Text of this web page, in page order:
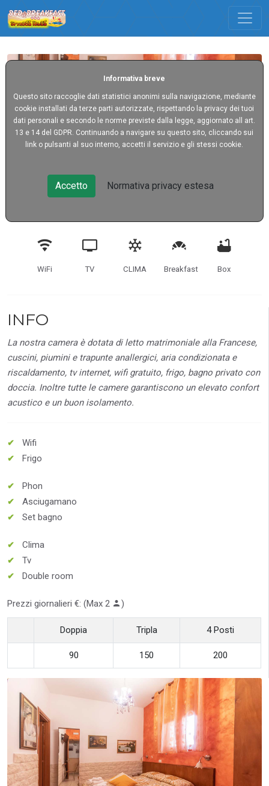
Informativa breve
Questo sito raccoglie dati statistici anonimi sulla navigazione, mediante
cookie installati da terze parti autorizzate, rispettando la privacy dei tuoi
dati personali e secondo le norme previste dalla legge, aggiornato all art.
13 e 14 del GDPR. Continuando a navigare su questo sito, cliccando sui
link o pulsanti al suo interno, accetti il servizio e gli stessi cookie.
Accetto Normativa privacy estesa
CAMERA 3
WiFi TV CLIMA Breakfast Box
INFO
La nostra camera è dotata di letto matrimoniale alla Francese,
cuscini, piumini e trapunte anallergici, aria condizionata e
riscaldamento, tv internet, wifi gratuito, frigo, bagno privato con
doccia. Inoltre tutte le camere garantiscono un elevato confort
acustico e un buon isolamento.
Wifi
Frigo
Phon
Asciugamano
Set bagno
Clima
Tv
Double room
Prezzi giornalieri €: (Max 2 )
Doppia Tripla 4 Posti
90 150 200